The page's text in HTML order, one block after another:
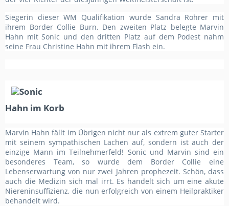
Siegerin dieser WM Qualifikation wurde Sandra Rohrer mit
ihrem Border Collie Burn. Den zweiten Platz belegte Marvin
Hahn mit Sonic und den dritten Platz auf dem Podest nahm
seine Frau Christine Hahn mit ihrem Flash ein.
Hahn im Korb
Marvin Hahn fällt im Übrigen nicht nur als extrem guter Starter
mit seinem sympathischen Lachen auf, sondern ist auch der
einzige Mann im Teilnehmerfeld! Sonic und Marvin sind ein
besonderes Team, so wurde dem Border Collie eine
Lebenserwartung von nur zwei Jahren prophezeit. Schön, dass
auch die Medizin sich mal irrt. Es handelt sich um eine akute
Niereninsuffizienz, die nun erfolgreich von einem Heilpraktiker
behandelt wird.